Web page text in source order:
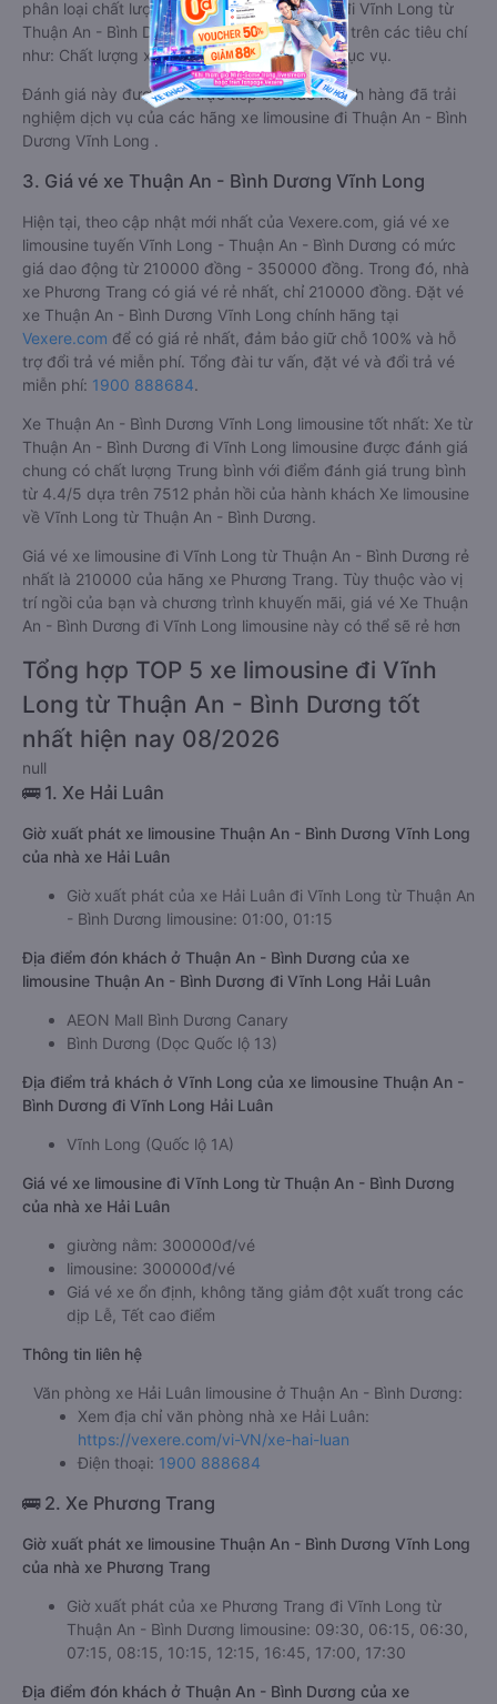
phân loại chất lượng tốt nhất là xe Hải Luân đi Vĩnh Long từ
Thuận An - Bình Dương đạt 4.8 / 5 điểm dựa trên các tiêu chí
như: Chất lượng xe, Đúng giờ, Chất lượng phục vụ.
Đánh giá này được viết trực tiếp bởi các khách hàng đã trải
nghiệm dịch vụ của các hãng xe limousine đi Thuận An - Bình
Dương Vĩnh Long .
3. Giá vé xe Thuận An - Bình Dương Vĩnh Long
Hiện tại, theo cập nhật mới nhất của Vexere.com, giá vé xe
limousine tuyến Vĩnh Long - Thuận An - Bình Dương có mức
giá dao động từ 210000 đồng - 350000 đồng. Trong đó, nhà
xe Phương Trang có giá vé rẻ nhất, chỉ 210000 đồng. Đặt vé
xe Thuận An - Bình Dương Vĩnh Long chính hãng tại
Vexere.com để có giá rẻ nhất, đảm bảo giữ chỗ 100% và hỗ
trợ đổi trả vé miễn phí. Tổng đài tư vấn, đặt vé và đổi trả vé
miễn phí: 1900 888684.
Xe Thuận An - Bình Dương Vĩnh Long limousine tốt nhất: Xe từ
Thuận An - Bình Dương đi Vĩnh Long limousine được đánh giá
chung có chất lượng Trung bình với điểm đánh giá trung bình
từ 4.4/5 dựa trên 7512 phản hồi của hành khách Xe limousine
về Vĩnh Long từ Thuận An - Bình Dương.
Giá vé xe limousine đi Vĩnh Long từ Thuận An - Bình Dương rẻ
nhất là 210000 của hãng xe Phương Trang. Tùy thuộc vào vị
trí ngồi của bạn và chương trình khuyến mãi, giá vé Xe Thuận
An - Bình Dương đi Vĩnh Long limousine này có thể sẽ rẻ hơn
Tổng hợp TOP 5 xe limousine đi Vĩnh
Long từ Thuận An - Bình Dương tốt
nhất hiện nay 08/2026
null
🚌 1. Xe Hải Luân
Giờ xuất phát xe limousine Thuận An - Bình Dương Vĩnh Long
của nhà xe Hải Luân
Giờ xuất phát của xe Hải Luân đi Vĩnh Long từ Thuận An
- Bình Dương limousine: 01:00, 01:15
Địa điểm đón khách ở Thuận An - Bình Dương của xe
limousine Thuận An - Bình Dương đi Vĩnh Long Hải Luân
AEON Mall Bình Dương Canary
Bình Dương (Dọc Quốc lộ 13)
Địa điểm trả khách ở Vĩnh Long của xe limousine Thuận An -
Bình Dương đi Vĩnh Long Hải Luân
Vĩnh Long (Quốc lộ 1A)
Giá vé xe limousine đi Vĩnh Long từ Thuận An - Bình Dương
của nhà xe Hải Luân
giường nằm: 300000đ/vé
limousine: 300000đ/vé
Giá vé xe ổn định, không tăng giảm đột xuất trong các
dịp Lễ, Tết cao điểm
Thông tin liên hệ
Văn phòng xe Hải Luân limousine ở Thuận An - Bình Dương:
Xem địa chỉ văn phòng nhà xe Hải Luân:
https://vexere.com/vi-VN/xe-hai-luan
Điện thoại: 1900 888684
🚌 2. Xe Phương Trang
Giờ xuất phát xe limousine Thuận An - Bình Dương Vĩnh Long
của nhà xe Phương Trang
Giờ xuất phát của xe Phương Trang đi Vĩnh Long từ
Thuận An - Bình Dương limousine: 09:30, 06:15, 06:30,
07:15, 08:15, 10:15, 12:15, 16:45, 17:00, 17:30
Địa điểm đón khách ở Thuận An - Bình Dương của xe